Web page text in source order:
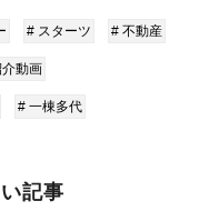
# スターツ # 不動産
動画
# 一棟多代
記事